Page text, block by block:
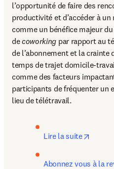
l’opportunité de faire des
productivité et d’accéder à
comme un bénéfice majeur
de coworking par rapport au
de l’abonnement et la crainte
temps de trajet domicile-
comme des facteurs
participants de fréquenter un
lieu de télétravail.
Lire la suite
Abonnez vous à la